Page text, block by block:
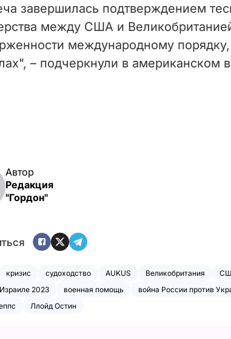
завершилась подтверждением
между США и
международному
– подчеркнули в американском
Автор
Редакция
"Гордон"
кризис судоходство AUKUS Великобритания
2023
военная помощь война России против
Ллойд Остин